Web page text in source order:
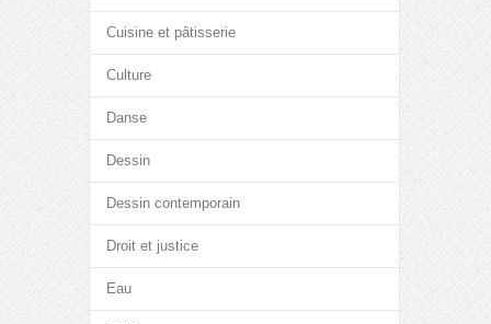
Cuisine et pâtisserie
Culture
Danse
Dessin
Dessin contemporain
Droit et justice
Eau